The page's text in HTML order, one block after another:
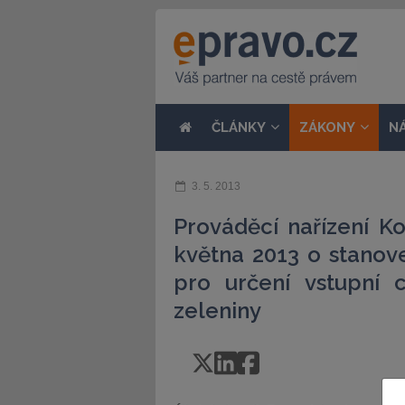
ČLÁNKY ZÁKONY
3. 5. 2013
Prováděcí nařízení
května 2013 o
pro určení vstupní
zeleniny